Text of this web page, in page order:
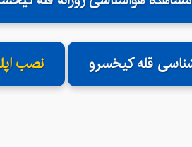
قله کیخسرو نصب